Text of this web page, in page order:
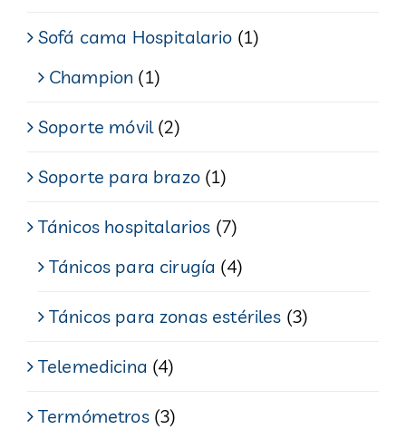
Sofá cama Hospitalario (1)
Champion (1)
Soporte móvil (2)
Soporte para brazo (1)
Tánicos hospitalarios (7)
Tánicos para cirugía (4)
Tánicos para zonas estériles (3)
Telemedicina (4)
Termómetros (3)